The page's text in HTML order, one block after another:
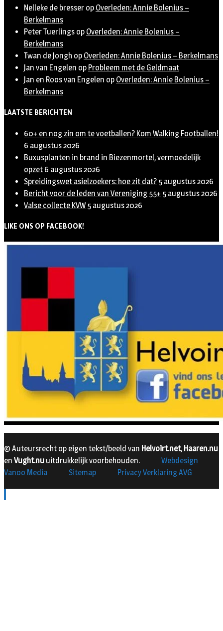
Nelleke de bresser op Overleden: Annie Bolenius –
Berkelmans
Peter Tuerlings op Overleden: Annie Bolenius –
Berkelmans
Twan de Jongh op Overleden: Annie Bolenius – Berkelmans
Jan van Engelen op Probleem met de Geldmaat
Jan en Roos van Engelen op Overleden: Annie Bolenius –
Berkelmans
LAATSTE BERICHTEN
60+ en nog zin om te voetballen? Kom Walking Footballen!
6 augustus 2026
Buxusplanten in brand in Biezenmortel, vermoedelijk
opzet 6 augustus 2026
Spreidingswet asielzoekers: hoe zit dat? 5 augustus 2026
Bericht voor de leden van Vereniging 55+ 5 augustus 2026
Valse collecte KVW 5 augustus 2026
LIKE ONS OP FACEBOOK!
© Auteursrecht op eigen tekst/beeld van Helvoirt.net, Haaren.nu
en Vught.nu uitdrukkelijk voorbehouden.
Webdesign
Vanoo Media
Sitemap Privacy Verklaring AVG